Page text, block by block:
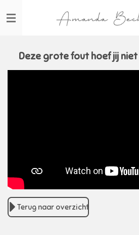
direct
hoofdinhoud
Deze grote fout hoef jij
Terug naar overzicht